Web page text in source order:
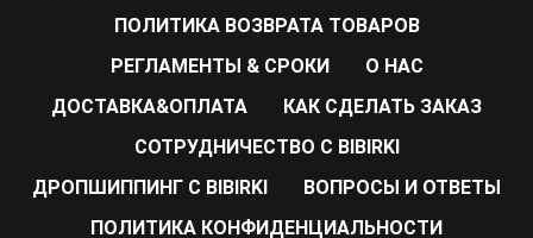
ПОЛИТИКА ВОЗВРАТА ТОВАРОВ
РЕГЛАМЕНТЫ & СРОКИ
О НАС
ДОСТАВКА&ОПЛАТА
КАК СДЕЛАТЬ ЗАКАЗ
CОТРУДНИЧЕСТВО С BIBIRKI
ДРОПШИППИНГ С BIBIRKI
ВОПРОСЫ И ОТВЕТЫ
ПОЛИТИКА КОНФИДЕНЦИАЛЬНОСТИ